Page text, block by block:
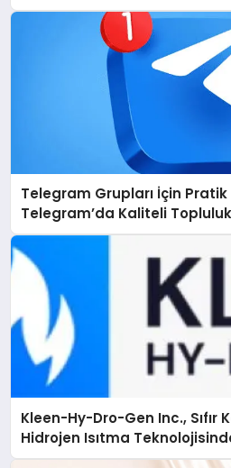
Telegram Grupları İçin Pratik
Telegram’da Kaliteli
Kleen-Hy-Dro-Gen Inc., Sıfır
Hidrojen Isıtma
Düzenleyici Onaylarını Aldı